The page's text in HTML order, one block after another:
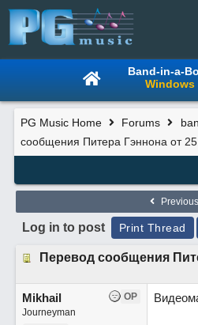
Band-in-a-
Windows
PG Music Home Forums
сообщения Питера Гэннона от
Log in to post Print Thread
Перевод сообщения
OP
Mikhail
Journeyman